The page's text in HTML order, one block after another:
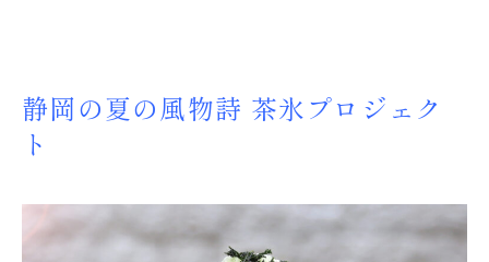
静岡の夏の風物詩 茶氷プロジェク
ト